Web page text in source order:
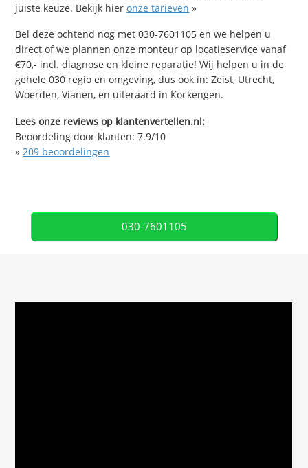
juiste keuze. Bekijk hieronze tarieven »
Bel deze ochtend nog met 030-7601105 en we helpen u
direct of we plannen onze monteur op locatieservice vanaf
€70,- incl. diagnose en kleine reparatie! Wij helpen u in de
gehele 030 regio en omgeving, dus ook in: Zeist, Utrecht,
Woerden, Vianen, en uiteraard in Kockengen.
Lees onze reviews op klantenvertellen.nl:
Beoordeling door klanten:7.9/10
»209 beoordelingen
030-7601105